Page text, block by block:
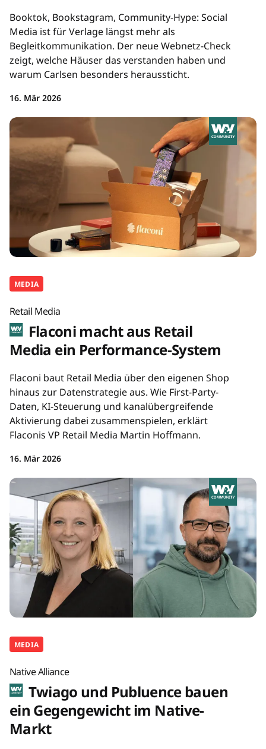
Booktok, Bookstagram, Community-Hype: Social
Media ist für Verlage längst mehr als
Begleitkommunikation. Der neue Webnetz-Check
zeigt, welche Häuser das verstanden haben und
warum Carlsen besonders heraussticht.
16. Mär 2026
MEDIA
Retail Media
Flaconi macht aus Retail
Media ein Performance-System
Flaconi baut Retail Media über den eigenen Shop
hinaus zur Datenstrategie aus. Wie First-Party-
Daten, KI-Steuerung und kanalübergreifende
Aktivierung dabei zusammenspielen, erklärt
Flaconis VP Retail Media Martin Hoffmann.
16. Mär 2026
MEDIA
Native Alliance
Twiago und Publuence bauen
ein Gegengewicht im Native-
Markt